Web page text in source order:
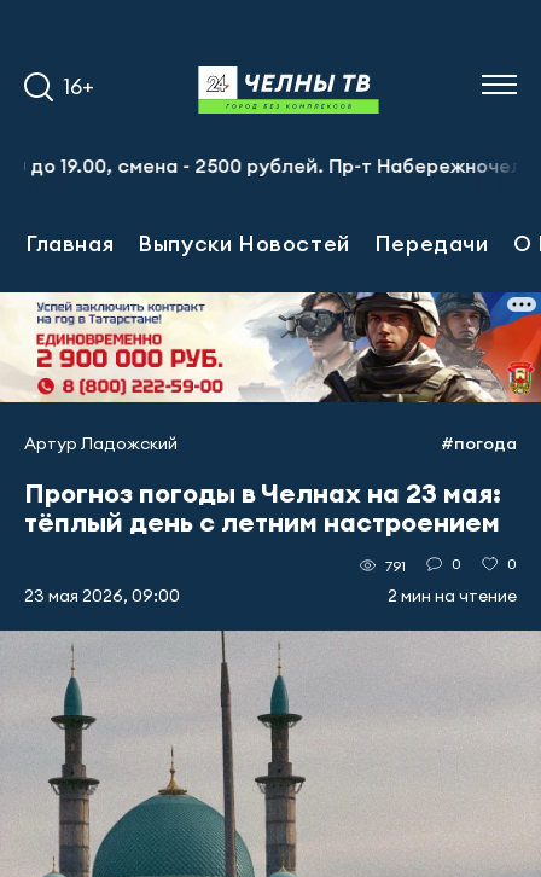
16+
смена - 2500 рублей. Пр-т Набережночелнинский,
Главная Выпуски Новостей Передачи О
Артур Ладожский #погода
Прогноз погоды в Челнах на 23 мая:
тёплый день с летним настроением
23 мая 2026, 09:00
791 0 0
2 мин на чтение